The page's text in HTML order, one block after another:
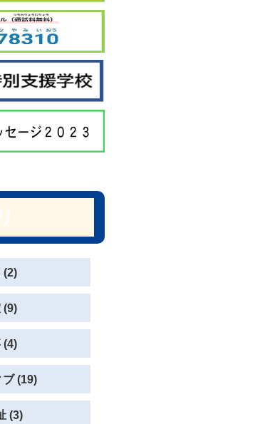
(2)
(9)
(4)
ブ (19)
(3)